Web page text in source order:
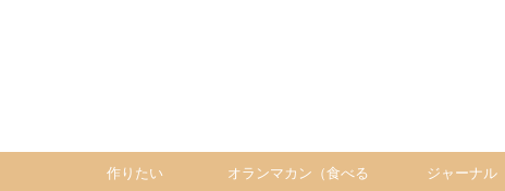
作りたい オランマカン（食べる ジャーナル